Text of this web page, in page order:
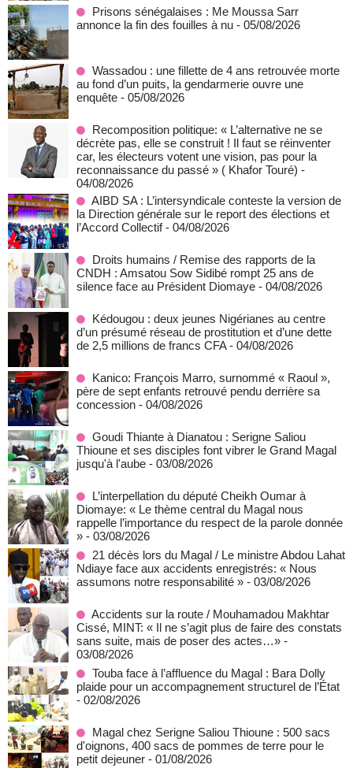
Prisons sénégalaises : Me Moussa Sarr
annonce la fin des fouilles à nu - 05/08/2026
Wassadou : une fillette de 4 ans retrouvée morte
au fond d’un puits, la gendarmerie ouvre une
enquête - 05/08/2026
Recomposition politique: « L’alternative ne se
décrète pas, elle se construit ! Il faut se réinventer
car, les électeurs votent une vision, pas pour la
reconnaissance du passé » ( Khafor Touré) -
04/08/2026
AIBD SA : L’intersyndicale conteste la version de
la Direction générale sur le report des élections et
l’Accord Collectif - 04/08/2026
Droits humains / Remise des rapports de la
CNDH : Amsatou Sow Sidibé rompt 25 ans de
silence face au Président Diomaye - 04/08/2026
Kédougou : deux jeunes Nigérianes au centre
d’un présumé réseau de prostitution et d’une dette
de 2,5 millions de francs CFA - 04/08/2026
Kanico: François Marro, surnommé « Raoul »,
père de sept enfants retrouvé pendu derrière sa
concession - 04/08/2026
Goudi Thiante à Dianatou : Serigne Saliou
Thioune et ses disciples font vibrer le Grand Magal
jusqu'à l'aube - 03/08/2026
L’interpellation du député Cheikh Oumar à
Diomaye: « Le thème central du Magal nous
rappelle l’importance du respect de la parole donnée
» - 03/08/2026
21 décès lors du Magal / Le ministre Abdou Lahat
Ndiaye face aux accidents enregistrés: « Nous
assumons notre responsabilité » - 03/08/2026
Accidents sur la route / Mouhamadou Makhtar
Cissé, MINT: « Il ne s’agit plus de faire des constats
sans suite, mais de poser des actes…» -
03/08/2026
Touba face à l’affluence du Magal : Bara Dolly
plaide pour un accompagnement structurel de l’État
- 02/08/2026
Magal chez Serigne Saliou Thioune : 500 sacs
d'oignons, 400 sacs de pommes de terre pour le
petit dejeuner - 01/08/2026